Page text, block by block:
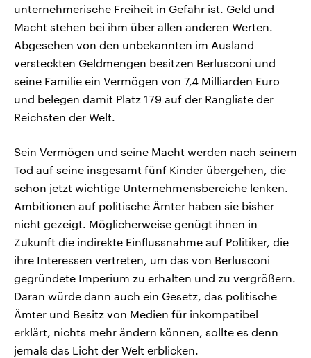
unternehmerische Freiheit in Gefahr ist. Geld und
Macht stehen bei ihm über allen anderen Werten.
Abgesehen von den unbekannten im Ausland
versteckten Geldmengen besitzen Berlusconi und
seine Familie ein Vermögen von 7,4 Milliarden Euro
und belegen damit Platz 179 auf der Rangliste der
Reichsten der Welt.
Sein Vermögen und seine Macht werden nach seinem
Tod auf seine insgesamt fünf Kinder übergehen, die
schon jetzt wichtige Unternehmensbereiche lenken.
Ambitionen auf politische Ämter haben sie bisher
nicht gezeigt. Möglicherweise genügt ihnen in
Zukunft die indirekte Einflussnahme auf Politiker, die
ihre Interessen vertreten, um das von Berlusconi
gegründete Imperium zu erhalten und zu vergrößern.
Daran würde dann auch ein Gesetz, das politische
Ämter und Besitz von Medien für inkompatibel
erklärt, nichts mehr ändern können, sollte es denn
jemals das Licht der Welt erblicken.